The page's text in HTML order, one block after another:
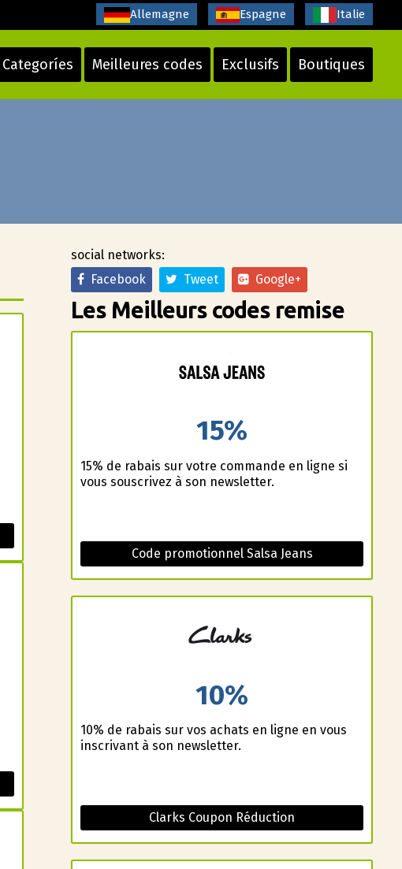
Categoríes Meilleures codes Exclusifs Boutiques
Allemagne Espagne Italie
social networks:
Facebook
Tweet Google+
Les Meilleurs codes remise
15%
15% de rabais sur votre commande en ligne si
vous souscrivez à son newsletter.
Code promotionnel Salsa Jeans
10%
10% de rabais sur vos achats en ligne en vous
inscrivant à son newsletter.
Clarks Coupon Réduction